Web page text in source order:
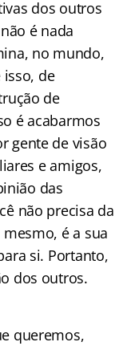
dos outros
é nada
no mundo,
de
de
é acabarmos
gente de visão
e amigos,
das
não precisa da
é a sua
si. Portanto,
dos outros.
queremos,